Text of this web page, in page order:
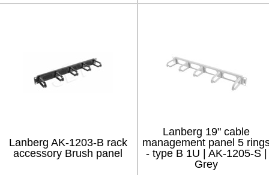
Lanberg AK-1203-B rack
accessory Brush panel
Lanberg 19" cable
management panel 5
- type B 1U | AK-1205-S |
Grey